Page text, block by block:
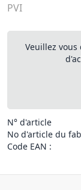
PVI
Veuillez
N° d'article
No d'article du
Code EAN :